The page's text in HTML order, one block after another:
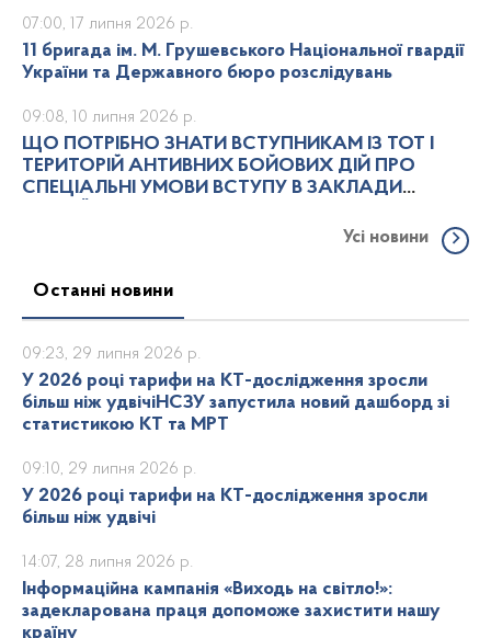
11 бригада ім. М. Грушевського Національної гвардії
України та Державного бюро розслідувань
07:00, 17 липня 2026 р.
ЩО ПОТРІБНО ЗНАТИ ВСТУПНИКАМ ІЗ ТОТ І
ТЕРИТОРІЙ АНТИВНИХ БОЙОВИХ ДІЙ ПРО
СПЕЦІАЛЬНІ УМОВИ ВСТУПУ В ЗАКЛАДИ
09:08, 10 липня 2026 р.
Усі новини
Останні новини
У 2026 році тарифи на КТ-дослідження зросли
більш ніж удвічіНСЗУ запустила новий дашборд зі
статистикою КТ та МРТ
09:23, 29 липня 2026 р.
У 2026 році тарифи на КТ-дослідження зросли
більш ніж удвічі
09:10, 29 липня 2026 р.
Інформаційна кампанія «Виходь на світло!»:
задекларована праця допоможе захистити нашу
країну
14:07, 28 липня 2026 р.